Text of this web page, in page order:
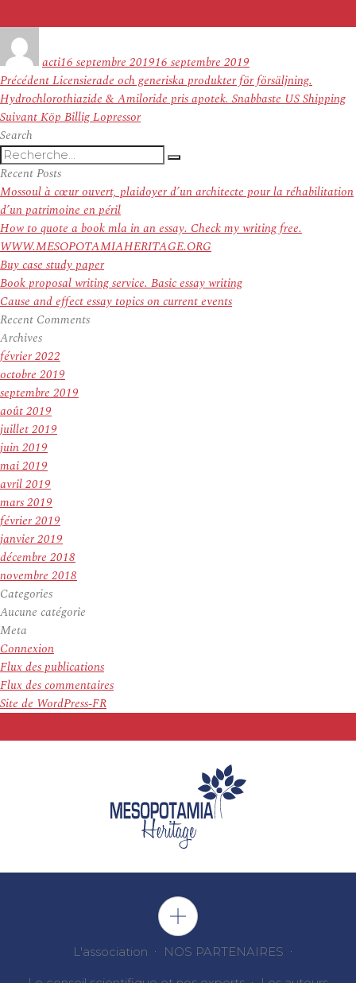
actile
16 septembre 201916 septembre 2019
Navigation
de
l’article
PrécédentArticle
précédent :
Licensierade och generiska produkter för försäljning.
Hydrochlorothiazide & Amiloride pris apotek. Snabbaste US Shipping
SuivantArticle
Köp Billig Lopressor
Search
Recherche
pour
:
Recherche
Recent Posts
Mossoul à cœur ouvert, plaidoyer d’un architecte pour la réhabilitation
d’un patrimoine en péril
How to quote a book mla in an essay. Check my writing free.
WWW.MESOPOTAMIAHERITAGE.ORG
Buy case study paper
Book proposal writing service. Basic essay writing
Cause and effect essay topics on current events
Recent Comments
Archives
février 2022
octobre 2019
septembre 2019
août 2019
juillet 2019
juin 2019
mai 2019
avril 2019
mars 2019
février 2019
janvier 2019
décembre 2018
novembre 2018
Categories
Aucune catégorie
Meta
Connexion
Flux des publications
Flux des commentaires
Site de WordPress-FR
L'association NOS PARTENAIRES